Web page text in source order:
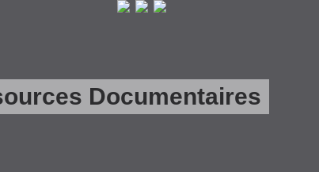
Documentaires